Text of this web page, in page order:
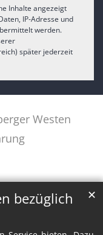
bezüglich
✕
Inhalte angezeigt
IP-Adresse und
werden.
später jederzeit
Westen